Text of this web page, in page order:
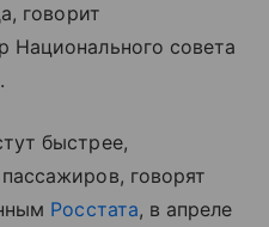
говорит
Национального совета
быстрее,
говорят
Росстата, в апреле